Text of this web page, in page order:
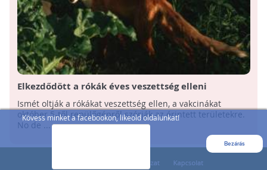
Kövess minket a facebookon, likeold oldalunkat!
Bezárás
Elkezdődött a rókák éves veszettség elleni
vakcinázása
Ismét oltják a rókákat veszettség ellen, a vakcinákat
október 5-től repülőgépről szórják az érintett területekre.
No de ...